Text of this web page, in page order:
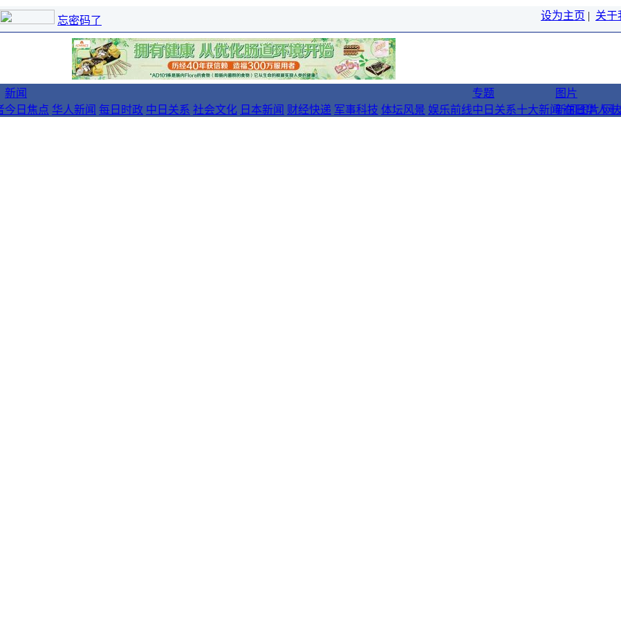
忘密码了 设为主页 | 关于
新闻
今日焦点 华人新闻 每日时政 中日关系 社会文化 日本新闻 财经快递 军事科技 体坛风景 娱乐前线
专题
中日关系十大新闻 在日华人
图片
新闻图片 网